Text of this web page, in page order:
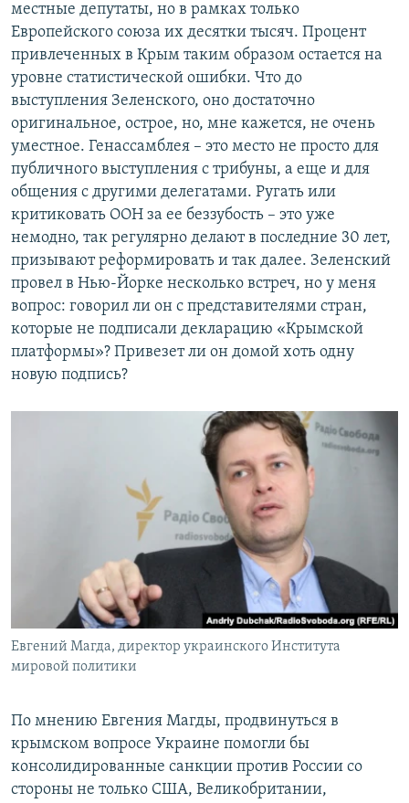
местные депутаты, но в рамках только
Европейского союза их десятки тысяч. Процент
привлеченных в Крым таким образом остается на
уровне статистической ошибки. Что до
выступления Зеленского, оно достаточно
оригинальное, острое, но, мне кажется, не очень
уместное. Генассамблея – это место не просто для
публичного выступления с трибуны, а еще и для
общения с другими делегатами. Ругать или
критиковать ООН за ее беззубость – это уже
немодно, так регулярно делают в последние 30 лет,
призывают реформировать и так далее. Зеленский
провел в Нью-Йорке несколько встреч, но у меня
вопрос: говорил ли он с представителями стран,
которые не подписали декларацию «Крымской
платформы»? Привезет ли он домой хоть одну
новую подпись?
Евгений Магда, директор украинского Института
мировой политики
По мнению Евгения Магды, продвинуться в
крымском вопросе Украине помогли бы
консолидированные санкции против России со
стороны не только США, Великобритании,